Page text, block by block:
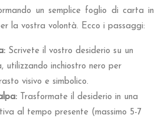
un semplice foglio di carta in
la vostra volontà. Ecco i passaggi:
Scrivete il vostro desiderio su un
utilizzando inchiostro nero per
visivo e simbolico.
Trasformate il desiderio in una
al tempo presente (massimo 5-7